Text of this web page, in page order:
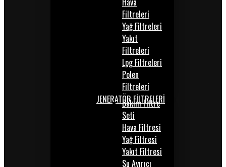
Filtreleri
Yağ Filtreleri
Yakıt
Filtreleri
Lpg Filtreleri
Polen
Filtreleri
JENERATÖR FİLTRELERİ
Bakım Filtre
Seti
Hava Filtresi
Yağ Filtresi
Yakıt Filtresi
Su Ayırıcı